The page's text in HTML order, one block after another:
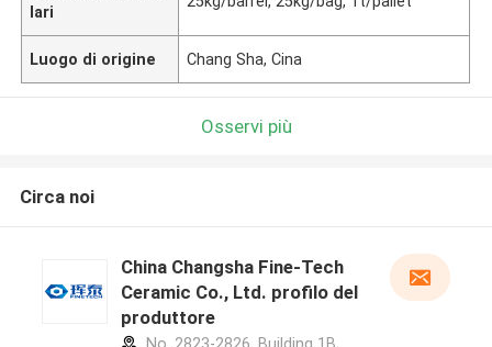
lari
Luogo di origine Chang Sha, Cina
Osservi più
Circa noi
China Changsha Fine-Tech
Ceramic Co., Ltd. profilo del
produttore